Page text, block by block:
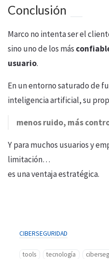
Conclusión
Marco no intenta ser el
sino uno de los más
usuario.
En un entorno saturado de
inteligencia artificial, su
menos ruido, más
Y para muchos usuarios y
limitación…
es una ventaja estratégica.
CIBERSEGURIDAD
tools tecnología